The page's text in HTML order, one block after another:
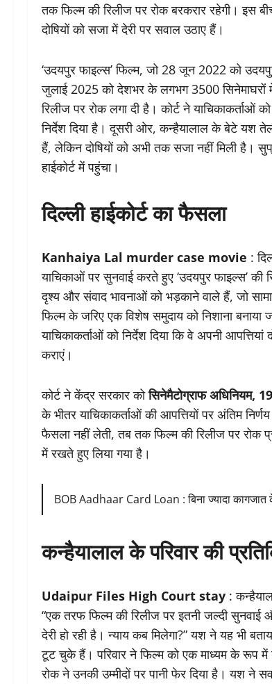
तक फिल्म की रिलीज पर रोक बरकरार रहेगी। इस
दोषियों को सजा में देरी पर सवाल उठाए हैं।
‘उदयपुर फाइल्स’ फिल्म, जो 28 जून 2022 को
जुलाई 2025 को देशभर के लगभग 3500 सिनेमाघरों में
रिलीज पर रोक लगा दी है। कोर्ट ने याचिकाकर्ताओं
निर्देश दिया है। दूसरी ओर, कन्हैयालाल के बेटे यश
हैं, लेकिन दोषियों को अभी तक सजा नहीं मिली है।
हाईकोर्ट में पहुंचा।
दिल्ली हाईकोर्ट का फैसला
Kanhaiya Lal murder case movie :
याचिकाओं पर सुनवाई करते हुए ‘उदयपुर फाइल्स’ की
दृश्य और संवाद भावनाओं को भड़काने वाले हैं, जो
फिल्म के जरिए एक विशेष समुदाय को निशाना
याचिकाकर्ताओं को निर्देश दिया कि वे अपनी
कराएं।
कोर्ट ने केंद्र सरकार कोसिनेमैटोग्राफ अधिनियम,
के भीतर याचिकाकर्ताओं की आपत्तियों पर अंतिम
फैसला नहीं लेती, तब तक फिल्म की रिलीज पर रोक
में रखते हुए लिया गया है।
BOB Aadhaar Card Loan : बिना ज्यादा
कन्हैयालाल के परिवार की
Udaipur Files High Court stay :
“एक तरफ फिल्म की रिलीज पर इतनी जल्दी सुनवाई
देरी हो रही है। न्याय कब मिलेगा?” यश ने यह भी
टूट चुके हैं। परिवार ने फिल्म को एक माध्यम के रूप में
रोक ने उनकी उम्मीदों पर पानी फेर दिया है। यश ने